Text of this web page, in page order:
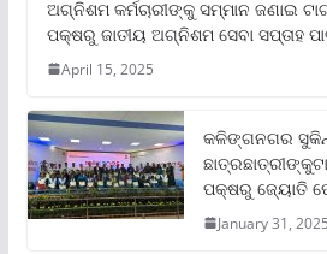
ଅଗ୍ନିଶମ କର୍ମଚାରୀଙ୍କୁ ସମ୍ମାନ ଜଣାଇ
ପକ୍ଷରୁ ଜାତୀୟ ଅଗ୍ନିଶମ ସେବା ସପ୍ତାହ
April 15, 2025
କଳିଙ୍ଗନଗର
ପକ୍ଷରୁ ଜ୍ୟୋତି
January 31, 2025